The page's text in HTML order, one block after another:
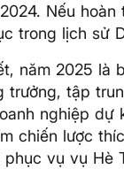
Nếu hoàn
trong lịch sử
năm 2025 là
trưởng, tập
nghiệp dự
chiến lược
vụ vụ Hè